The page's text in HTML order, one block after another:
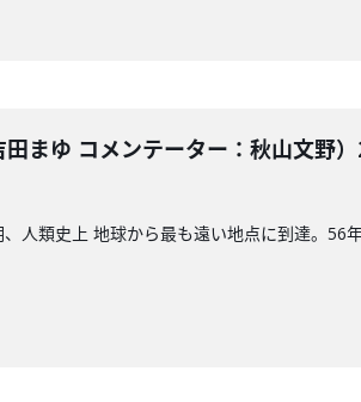
まゆ コメンテーター：秋山文野
人類史上 地球から最も遠い地点に到達。56